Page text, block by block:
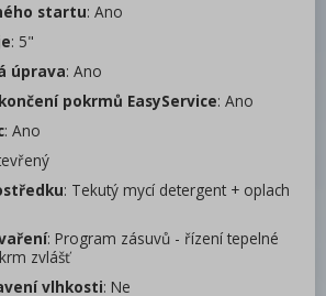
startu: Ano
: 5"
úprava: Ano
pokrmů EasyService: Ano
: Ano
: Tekutý mycí detergent + oplach
: Program zásuvů - řízení tepelné
zvlášť
vlhkosti: Ne